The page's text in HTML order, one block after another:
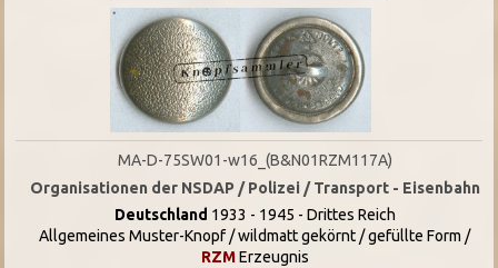
MA-D-75SW01-w16_(B&N01RZM117A)
Organisationen der NSDAP / Polizei / Transport - Eisenbahn
Deutschland 1933 - 1945 - Drittes Reich
Allgemeines Muster-Knopf / wildmatt gekörnt / gefüllte Form /
RZMErzeugnis